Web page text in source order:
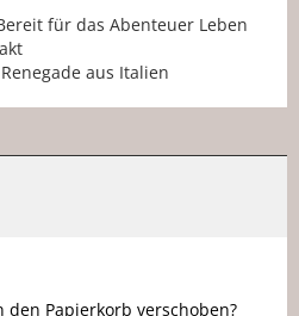
für das Abenteuer Leben
aus Italien
den Papierkorb verschoben?